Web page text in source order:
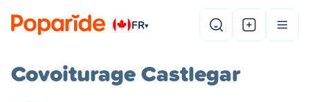
FR▾
Covoiturage Castlegar